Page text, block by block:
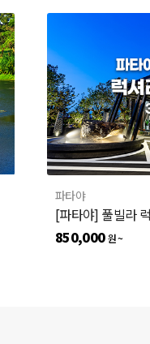
파타야
[파타야] 풀빌라
850,000 원 ~